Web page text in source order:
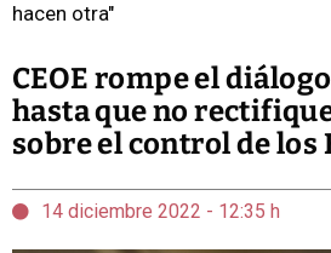
hacen otra"
CEOE rompe el
hasta que no
sobre el control de los
14 diciembre 2022 - 12:35 h